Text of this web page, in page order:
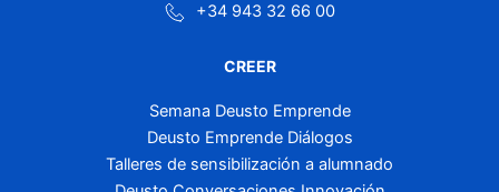
+34 943 32 66 00
CREER
Semana Deusto Emprende
Deusto Emprende Diálogos
Talleres de sensibilización a alumnado